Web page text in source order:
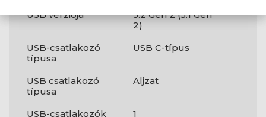
USB verziója
3.2 Gen 2 (3.1 Gen
2)
USB-csatlakozó
típusa
USB C-típus
USB csatlakozó
típusa
Aljzat
USB-csatlakozók
1